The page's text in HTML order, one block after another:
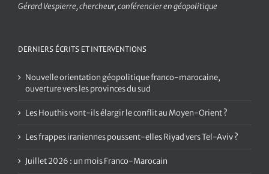
Gérard Vespierre, chercheur, conférencier en géopolitique
DERNIERS ÉCRITS ET INTERVENTIONS
Nouvelle orientation géopolitique franco-marocaine,
ouverture vers les provinces du sud
Les Houthis vont-ils élargir le conflit au Moyen-Orient ?
Les frappes iraniennes poussent-elles Riyad vers Tel-Aviv ?
Juillet 2026 : un mois Franco-Marocain